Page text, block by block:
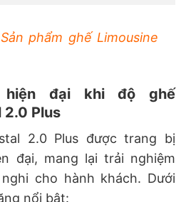
Sản phẩm ghế Limousine
hiện đại khi độ ghế
2.0 Plus
2.0 Plus được trang bị
đại, mang lại trải nghiệm
cho hành khách. Dưới
nổi bật: